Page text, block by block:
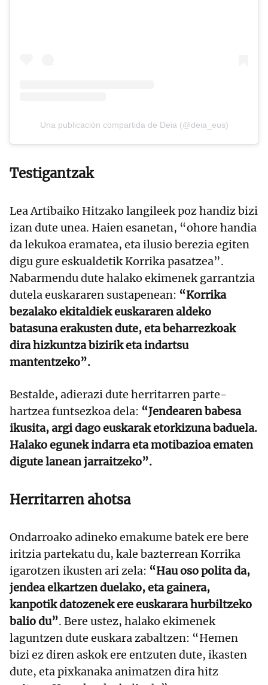
Una publicación compartida de Deia (@deia_eus)
Testigantzak
Lea Artibaiko Hitzako langileek poz handiz bizi
izan dute unea. Haien esanetan, “ohore handia
da lekukoa eramatea, eta ilusio berezia egiten
digu gure eskualdetik Korrika pasatzea”.
Nabarmendu dute halako ekimenek garrantzia
dutela euskararen sustapenean: “Korrika
bezalako ekitaldiek euskararen aldeko
batasuna erakusten dute, eta beharrezkoak
dira hizkuntza bizirik eta indartsu
mantentzeko”.
Bestalde, adierazi dute herritarren parte-
hartzea funtsezkoa dela: “Jendearen babesa
ikusita, argi dago euskarak etorkizuna baduela.
Halako egunek indarra eta motibazioa ematen
digute lanean jarraitzeko”.
Herritarren ahotsa
Ondarroako adineko emakume batek ere bere
iritzia partekatu du, kale bazterrean Korrika
igarotzen ikusten ari zela: “Hau oso polita da,
jendea elkartzen duelako, eta gainera,
kanpotik datozenek ere euskarara hurbiltzeko
balio du”. Bere ustez, halako ekimenek
laguntzen dute euskara zabaltzen: “Hemen
bizi ez diren askok ere entzuten dute, ikasten
dute, eta pixkanaka animatzen dira hitz